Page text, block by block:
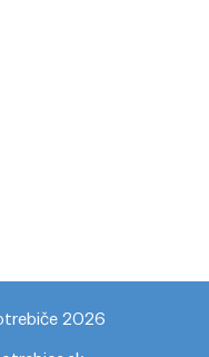
2026